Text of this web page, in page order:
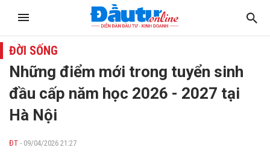
ĐỜI SỐNG
Những điểm mới trong tuyển sinh
đầu cấp năm học 2026 - 2027 tại
Hà Nội
ĐT - 09/04/2026 21:27